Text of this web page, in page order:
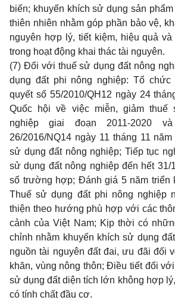
biến; khuyến khích sử dụng sản
thiên nhiên nhằm góp phần bảo vệ,
nguyên hợp lý, tiết kiệm, hiệu quả
trong hoạt động khai thác tài nguyên.
(7) Đối với thuế sử dụng đất nông
dụng đất phi nông nghiệp: Tổ
quyết số 55/2010/QH12 ngày 24
Quốc hội về việc miễn, giảm thuế
nghiệp giai đoạn 2011-2020
26/2016/NQ14 ngày 11 tháng 11
sử dụng đất nông nghiệp; Tiếp tục
sử dụng đất nông nghiệp đến hết 31/
số trường hợp; Đánh giá 5 năm triển
Thuế sử dụng đất phi nông nghiệp
thiện theo hướng phù hợp với các
cảnh của Việt Nam; Kịp thời có
chỉnh nhằm khuyến khích sử dụng
nguồn tài nguyên đất đai, ưu đãi đối
khăn, vùng nông thôn; Điều tiết đối
sử dụng đất diện tích lớn không hợp
có tính chất đầu cơ.